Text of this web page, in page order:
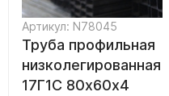
Артикул: N78045
Труба профильная
низколегированная
17Г1С 80х60х4